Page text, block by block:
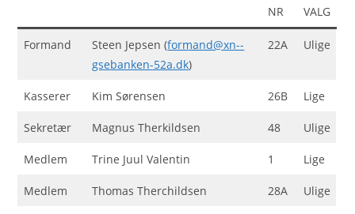
NR
VALG
Formand Steen Jepsen (formand@xn--
gsebanken-52a.dk)
22A Ulige
Kasserer Kim Sørensen 26B Lige
Sekretær Magnus Therkildsen 48 Ulige
Medlem Trine Juul Valentin 1 Lige
Medlem Thomas Therchildsen 28A Ulige